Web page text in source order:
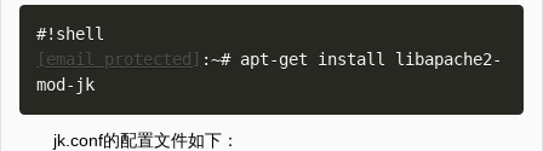
[email protected] :~# apt-get install libapache2-
jk.conf的配置文件如下：